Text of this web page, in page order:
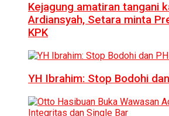
Kejagung amatiran tangani
Ardiansyah, Setara minta
KPK
YH Ibrahim: Stop Bodohi